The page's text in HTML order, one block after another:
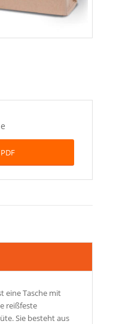
eine Tasche mit
reißfeste
Sie besteht aus